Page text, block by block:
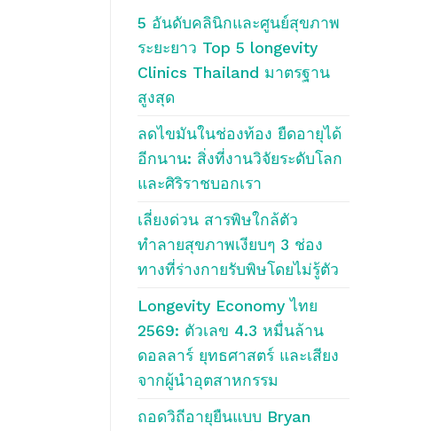
5 อันดับคลินิกและศูนย์สุขภาพ
ระยะยาว Top 5 longevity
Clinics Thailand มาตรฐาน
สูงสุด
ลดไขมันในช่องท้อง ยืดอายุได้
อีกนาน: สิ่งที่งานวิจัยระดับโลก
และศิริราชบอกเรา
เลี่ยงด่วน สารพิษใกล้ตัว
ทำลายสุขภาพเงียบๆ 3 ช่อง
ทางที่ร่างกายรับพิษโดยไม่รู้ตัว
Longevity Economy ไทย
2569: ตัวเลข 4.3 หมื่นล้าน
ดอลลาร์ ยุทธศาสตร์ และเสียง
จากผู้นำอุตสาหกรรม
ถอดวิถีอายุยืนแบบ Bryan